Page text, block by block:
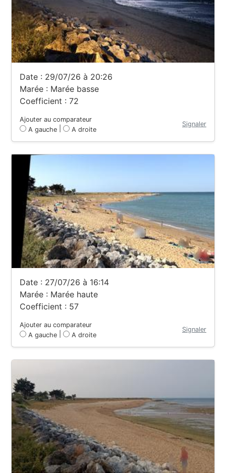
Date : 29/07/26 à 20:26
Marée : Marée basse
Coefficient : 72
Ajouter au comparateur
A gauche
A droite
Signaler
Date : 27/07/26 à 16:14
Marée : Marée haute
Coefficient : 57
Ajouter au comparateur
A gauche
A droite
Signaler